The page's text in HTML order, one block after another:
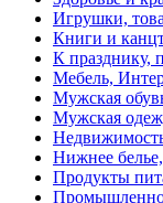
Игрушки,
Книги и
К празднику,
Мебель,
Мужская
Мужская
Нижнее
Продукты